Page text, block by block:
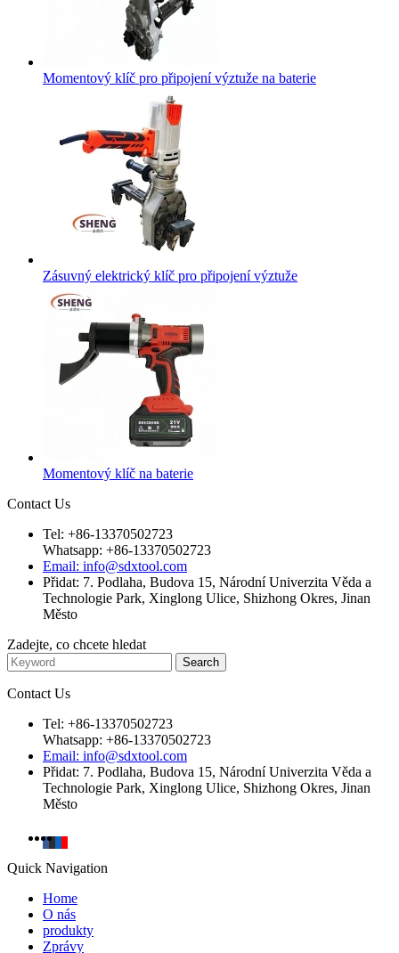
Momentový klíč pro připojení výztuže na baterie
Zásuvný elektrický klíč pro připojení výztuže
Momentový klíč na baterie
Contact Us
Tel: +86-13370502723
Whatsapp: +86-13370502723
Email: info@sdxtool.com
Přidat: 7. Podlaha, Budova 15, Národní Univerzita Věda a
Technologie Park, Xinglong Ulice, Shizhong Okres, Jinan
Město
Zadejte, co chcete hledat
Contact Us
Tel: +86-13370502723
Whatsapp: +86-13370502723
Email: info@sdxtool.com
Přidat: 7. Podlaha, Budova 15, Národní Univerzita Věda a
Technologie Park, Xinglong Ulice, Shizhong Okres, Jinan
Město
Quick Navigation
Home
O nás
produkty
Zprávy